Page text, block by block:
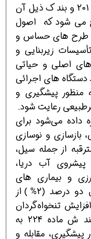
همچنین این موضوع در قالب ماده 201 و بند ك ذیل آن
می شود كه اصول
طرح های حساس و
زیربنایی و
اصلی و حیاتی
های اجرائی
به منظور پیشگیری و
رعایت شود.
دولت اجازه داده می‌شود برای
بازسازی و نوسازی
از جمله سیل،
پیشروی آب دریا،
و بیماری های
همه‌گیر انسانی و دامی، تا معادل دو درصد (2%) از
تنخواه‌گردان
خزانه تأمین و هزینه نماید. در بند ش ماده 224 به
مقابله و